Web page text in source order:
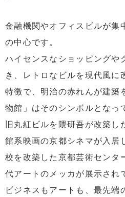
金融機関やオフィスビルが集
の中心です。
ハイセンスなショッピングや
き、レトロなビルを現代風に
特徴で、明治の赤れんが建築
物館」はそのシンボルとなっ
旧丸紅ビルを隈研吾が改築
館系映画の京都シネマが入居
校を改築した京都芸術センタ
代アートのメッカが展示され
ビジネスもアートも、最先端